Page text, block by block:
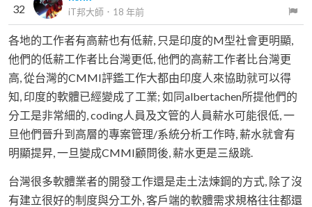
iT邦大師 ． 18 年前
32
各地的工作者有高薪也有低薪, 只是印度的M型社會更明顯,
他們的低薪工作者比台灣更低, 他們的高薪工作者比台灣更
高, 從台灣的CMMI評鑑工作大都由印度人來協助就可以得
知, 印度的軟體已經變成了工業; 如同albertachen所提他們的
分工是非常細的, coding人員及文管的人員薪水可能很低, 一
旦他們晉升到高層的專案管理/系統分析工作時, 薪水就會有
明顯提昇, 一旦變成CMMI顧問後, 薪水更是三級跳.
台灣很多軟體業者的開發工作還是走土法煉鋼的方式, 除了沒
有建立很好的制度與分工外, 客戶端的軟體需求規格往往都還